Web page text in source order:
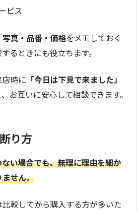
ビス
写真・品番・価格をメモしておく
るときにも役立ちます。
時に 「今日は下見で来ました」
お互いに安心して相談できます。
り方
い場合でも、無理に理由を細か
せん。
較してから購入する方が多いた